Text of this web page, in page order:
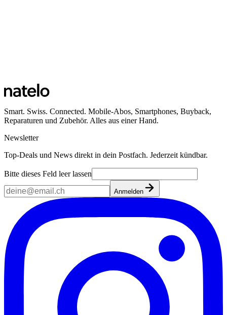
Smart. Swiss. Connected. Mobile-Abos, Smartphones, Buyback,
Reparaturen und Zubehör. Alles aus einer Hand.
Newsletter
Top-Deals und News direkt in dein Postfach. Jederzeit kündbar.
Bitte dieses Feld leer lassen
Anmelden